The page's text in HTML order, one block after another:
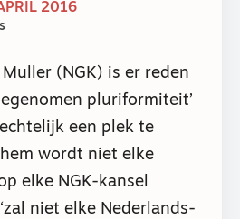
2016
(NGK) is er reden
pluriformiteit’
een plek te
wordt niet elke
elke NGK-kansel
niet elke Nederlands-